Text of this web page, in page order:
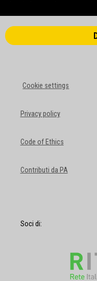
Cookie settings
Privacy policy
Code of Ethics
Contributi da PA
Soci di: